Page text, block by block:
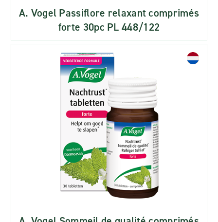
A. Vogel Passiflore relaxant comprimés
forte 30pc PL 448/122